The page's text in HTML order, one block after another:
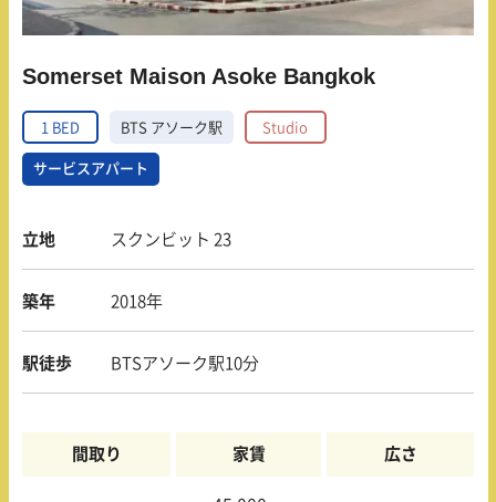
Somerset Maison Asoke Bangkok
1 BED BTS アソーク駅 Studio
サービスアパート
立地 スクンビット 23
築年 2018年
駅徒歩 BTSアソーク駅10分
間取り 家賃 広さ